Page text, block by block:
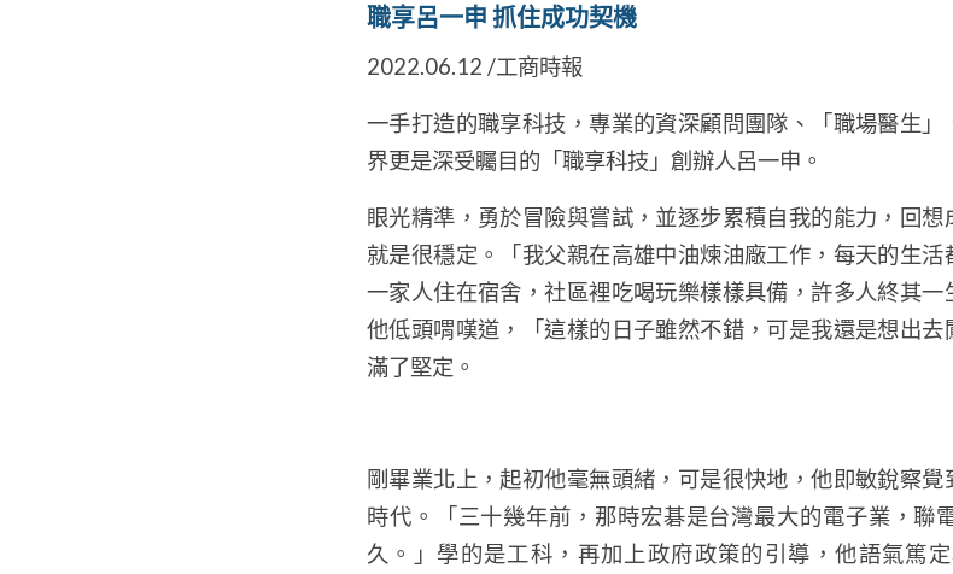
職享呂一申 抓住成功契機
2022.06.12 /工商時報
一手打造的職享科技，專業的資深顧問團隊、「職場醫生
界更是深受矚目的「職享科技」創辦人呂一申。
眼光精準，勇於冒險與嘗試，並逐步累積自我的能力，回想
就是很穩定。「我父親在高雄中油煉油廠工作，每天的生活
一家人住在宿舍，社區裡吃喝玩樂樣樣具備，許多人終其一
他低頭喟嘆道，「這樣的日子雖然不錯，可是我還是想出
滿了堅定。
剛畢業北上，起初他毫無頭緒，可是很快地，他即敏銳察
時代。「三十幾年前，那時宏碁是台灣最大的電子業，聯
久。」學的是工科，再加上政府政策的引導，他語氣篤